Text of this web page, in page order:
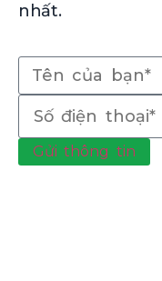
nhất.
Gửi thông tin